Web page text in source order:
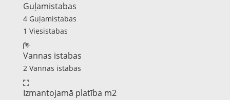
Guļamistabas
4 Guļamistabas
1 Viesistabas
Vannas istabas
2 Vannas istabas
Izmantojamā platība m2